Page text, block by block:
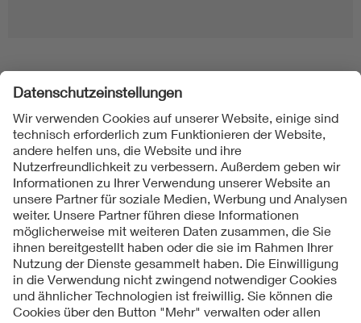
Folgen Sie uns
Kontakt
Impressum